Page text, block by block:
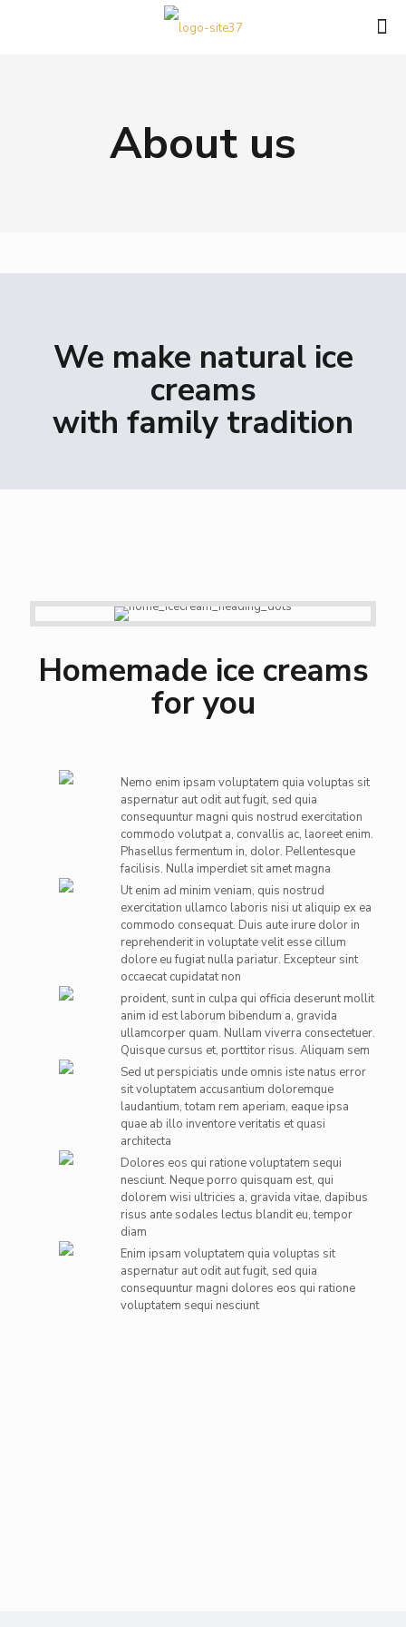
About us
We make natural ice
creams
with family tradition
Homemade ice creams
for you
Nemo enim ipsam voluptatem quia voluptas sit
aspernatur aut odit aut fugit, sed quia
consequuntur magni quis nostrud exercitation
commodo volutpat a, convallis ac, laoreet enim.
Phasellus fermentum in, dolor. Pellentesque
facilisis. Nulla imperdiet sit amet magna
Ut enim ad minim veniam, quis nostrud
exercitation ullamco laboris nisi ut aliquip ex ea
commodo consequat. Duis aute irure dolor in
reprehenderit in voluptate velit esse cillum
dolore eu fugiat nulla pariatur. Excepteur sint
occaecat cupidatat non
proident, sunt in culpa qui officia deserunt mollit
anim id est laborum bibendum a, gravida
ullamcorper quam. Nullam viverra consectetuer.
Quisque cursus et, porttitor risus. Aliquam sem
Sed ut perspiciatis unde omnis iste natus error
sit voluptatem accusantium doloremque
laudantium, totam rem aperiam, eaque ipsa
quae ab illo inventore veritatis et quasi
architecta
Dolores eos qui ratione voluptatem sequi
nesciunt. Neque porro quisquam est, qui
dolorem wisi ultricies a, gravida vitae, dapibus
risus ante sodales lectus blandit eu, tempor
diam
Enim ipsam voluptatem quia voluptas sit
aspernatur aut odit aut fugit, sed quia
consequuntur magni dolores eos qui ratione
voluptatem sequi nesciunt